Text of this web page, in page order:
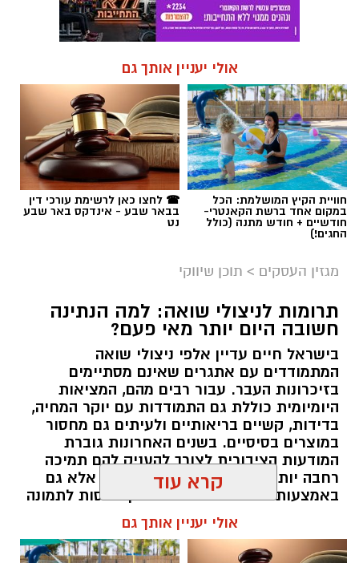
אולי יעניין אותך גם
חוויית הקיץ המושלמת: הכל
במקום אחד ברשת הקאנטרי-
חודשיים + חודש מתנה (כולל
החגים!)
☎ לחצו כאן לרשימת עורכי דין
בבאר שבע - אינדקס באר שבע
נט
מגזין העסקים > תוכן שיווקי
תרומות לניצולי שואה: למה הנתינה
חשובה היום יותר מאי פעם?
בישראל חיים עדיין אלפי ניצולי שואה
המתמודדים עם אתגרים שאינם מסתיימים
בזיכרונות העבר. עבור רבים מהם, המציאות
היומיומית כוללת גם התמודדות עם יוקר המחיה,
בדידות, קשיים בריאותיים ולעיתים גם מחסור
במוצרים בסיסיים. בשנים האחרונות גוברת
המודעות הציבורית לצורך להעניק להם תמיכה
רחבה יותר, לא רק באמצעות המדינה אלא גם
באמצעות החברה האזרחית. כאן נכנסות לתמונה
עמותות הפועלות לאורך כל השנה ומצליחות
להפוך כל מעשה נתינה לסיוע ממשי.
קרא עוד
אולי יעניין אותך גם